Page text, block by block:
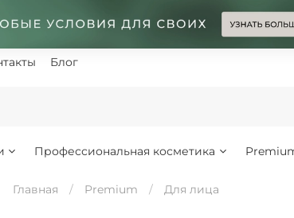
Блог
Профессиональная косметика
Главная Premium Для лица